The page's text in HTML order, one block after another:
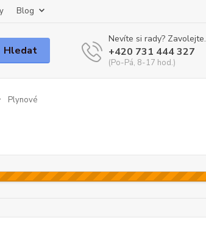
Blog
Hledat
Nevíte si rady? Zavolejte.
+420 731 444 327
(Po-Pá, 8-17 hod.)
Plynové